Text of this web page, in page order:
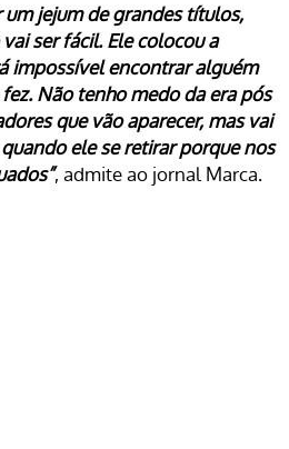
um jejum de grandes títulos,
ser fácil. Ele colocou a
impossível encontrar alguém
Não tenho medo da era pós
que vão aparecer, mas vai
ele se retirar porque nos
, admite ao jornal Marca.